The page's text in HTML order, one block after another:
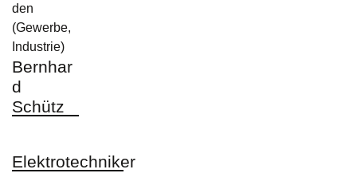
den
(Gewerbe,
Industrie)
Bernhar
d
Schütz
Elektrotechniker